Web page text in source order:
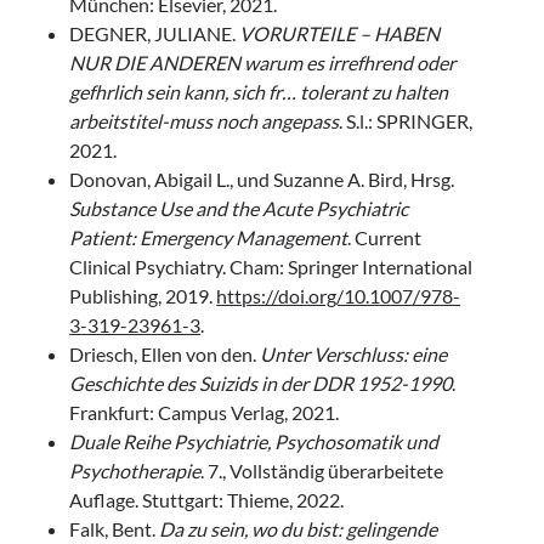
DEGNER, JULIANE. VORURTEILE – HABEN
NUR DIE ANDEREN warum es irrefhrend oder
gefhrlich sein kann, sich fr… tolerant zu halten
arbeitstitel-muss noch angepass. S.l.: SPRINGER,
2021.
Donovan, Abigail L., und Suzanne A. Bird, Hrsg.
Substance Use and the Acute Psychiatric
Patient: Emergency Management. Current
Clinical Psychiatry. Cham: Springer International
Publishing, 2019. https://doi.org/10.1007/978-
3-319-23961-3.
Driesch, Ellen von den. Unter Verschluss: eine
Geschichte des Suizids in der DDR 1952-1990.
Frankfurt: Campus Verlag, 2021.
Duale Reihe Psychiatrie, Psychosomatik und
Psychotherapie. 7., Vollständig überarbeitete
Auflage. Stuttgart: Thieme, 2022.
Falk, Bent. Da zu sein, wo du bist: gelingende